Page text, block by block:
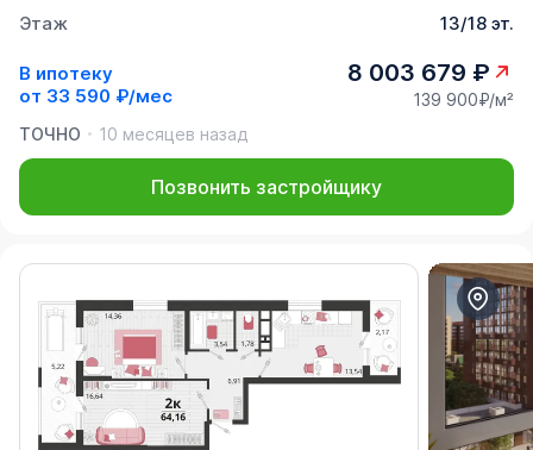
Этаж
13/18 эт.
В ипотеку
от 33 590 ₽/мес
8 003 679 ₽
139 900₽/м²
ТОЧНО
10 месяцев назад
Позвонить застройщику